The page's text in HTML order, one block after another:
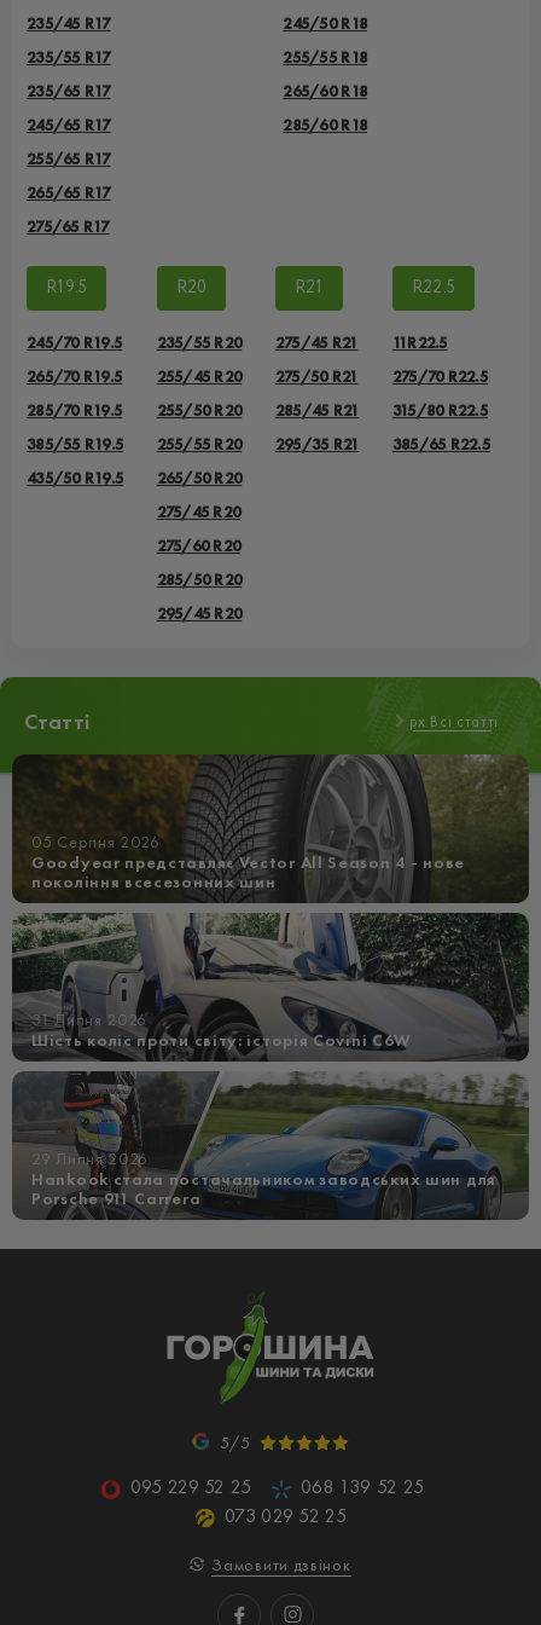
235/45 R17
235/55 R17
235/65 R17
245/65 R17
255/65 R17
265/65 R17
275/65 R17
245/50 R18
255/55 R18
265/60 R18
285/60 R18
R19.5
245/70 R19.5
265/70 R19.5
285/70 R19.5
385/55 R19.5
435/50 R19.5
R20
235/55 R20
255/45 R20
255/50 R20
255/55 R20
265/50 R20
275/45 R20
275/60 R20
285/50 R20
295/45 R20
R21
275/45 R21
275/50 R21
285/45 R21
295/35 R21
R22.5
11R22.5
275/70 R22.5
315/80 R22.5
385/65 R22.5
Статті px Всі статті
05 Серпня 2026
Goodyear представляє Vector All Season 4 - нове
покоління всесезонних шин
31 Липня 2026
Шість коліс проти світу: історія Covini C6W
29 Липня 2026
Hankook стала постачальником заводських шин для
Porsche 911 Carrera
5/5
095 229 52 25
068 139 52 25
073 029 52 25
Замовити дзвінок